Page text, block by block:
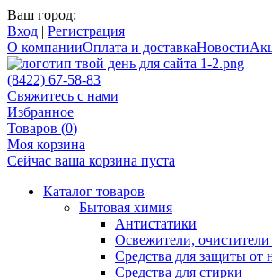
Ваш город:
Вход | Регистрация
О компанииОплата и доставкаНовости
(8422) 67-58-83
Свяжитесь с нами
Избранное
Товаров (0)
Моя корзина
Сейчас ваша корзина пуста
Каталог товаров
Бытовая химия
Антистатики
Освежители, очистители
Средства для защиты от
Средства для стирки